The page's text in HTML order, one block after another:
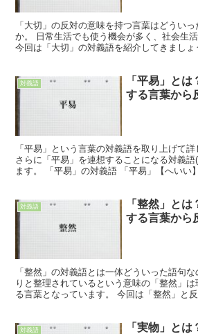
「大切」の反対の意味を持つ言葉はどうい
か。 日常生活でも使う機会が多く、社会生
今回は「大切」の対義語を紹介してきまし
対義語
「平易」と
する言葉から
「平易」という言葉の対義語を取り上げて詳
さらに「平易」を連想することになる対義
ます。 「平易」の対義語 「平易」【へいい
対義語
「整然」と
する言葉から
「整然」の対義語とは一体どういった語句
りと整理されているという意味の「整然」
る言葉となっています。 今回は「整然」と
対義語
「実物」と